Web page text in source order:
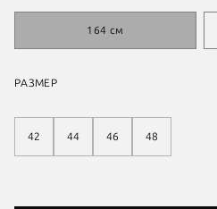
164 см
РАЗМЕР
42 44 46 48